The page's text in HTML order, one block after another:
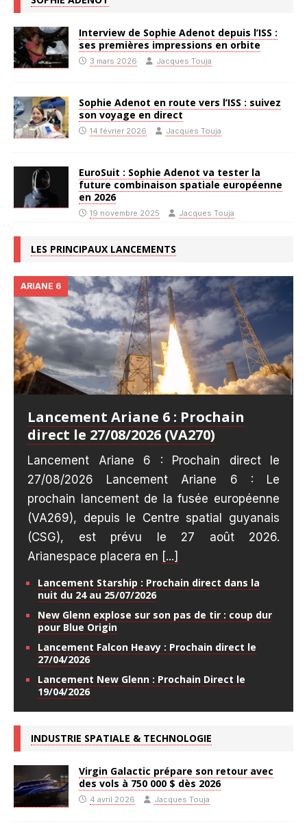
Interview de Sophie Adenot depuis l’ISS :
ses premières impressions en orbite
3 mars 2026 Jacques Touja
Sophie Adenot en route vers l’ISS : suivez
son voyage en direct
14 février 2026 Jacques Touja
EuroSuit : Sophie Adenot va tester la
future combinaison spatiale européenne
en 2026
19 novembre 2025 Jacques Touja
LES PRINCIPAUX LANCEMENTS
ARIANE 6
Lancement Ariane 6 : Prochain
direct le 27/08/2026 (VA270)
Lancement Ariane 6 : Prochain direct le
27/08/2026 Lancement Ariane 6 : Le
prochain lancement de la fusée européenne
(VA269), depuis le Centre spatial guyanais
(CSG), est prévu le 27 août 2026.
Arianespace placera en [...]
Lancement Starship : Prochain direct dans la
nuit du 24 au 25/07/2026
New Glenn explose sur son pas de tir : coup dur
pour Blue Origin
Lancement Falcon Heavy : Prochain direct le
27/04/2026
Lancement New Glenn : Prochain Direct le
19/04/2026
INDUSTRIE SPATIALE & TECHNOLOGIE
Virgin Galactic prépare son retour avec
des vols à 750 000 $ dès 2026
4 avril 2026 Jacques Touja